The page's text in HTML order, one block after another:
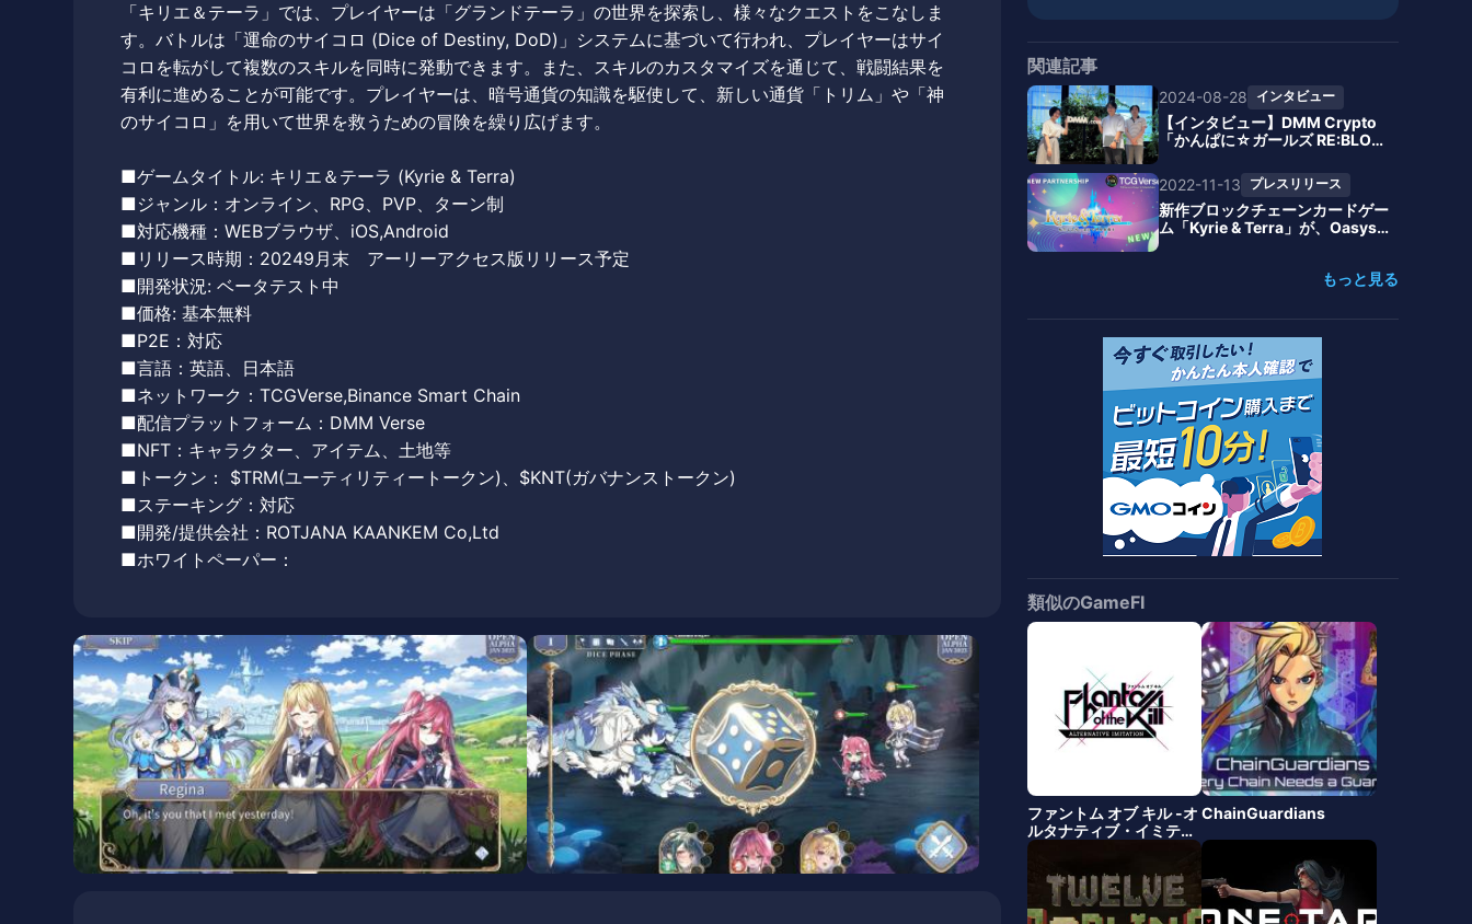
「キリエ＆テーラ」では、プレイヤーは「グランドテーラ」の世界を探索し、様々なクエストをこなしま
す。バトルは「運命のサイコロ (Dice of Destiny, DoD)」システムに基づいて行われ、プレイヤーはサイ
コロを転がして複数のスキルを同時に発動できます。また、スキルのカスタマイズを通じて、戦闘結果を
有利に進めることが可能です。プレイヤーは、暗号通貨の知識を駆使して、新しい通貨「トリム」や「神
のサイコロ」を用いて世界を救うための冒険を繰り広げます。
■ゲームタイトル: キリエ＆テーラ (Kyrie & Terra)
■ジャンル：オンライン、RPG、PVP、ターン制
■対応機種：WEBブラウザ、iOS,Android
■リリース時期：20249月末 アーリーアクセス版リリース予定
■開発状況: ベータテスト中
■価格: 基本無料
■P2E：対応
■言語：英語、日本語
■ネットワーク：TCGVerse,Binance Smart Chain
■配信プラットフォーム：DMM Verse
■NFT：キャラクター、アイテム、土地等
■トークン： $TRM(ユーティリティートークン)、$KNT(ガバナンストークン)
■ステーキング：対応
■開発/提供会社：ROTJANA KAANKEM Co,Ltd
■ホワイトペーパー：
関連記事
2024-08-28 インタビュー
【インタビュー】DMM Crypto
「かんぱに☆ガールズ RE:BLOO
2022-11-13
プレスリリース
新作ブロックチェーンカードゲー
ム「Kyrie & Terra」が、Oasys
もっと見る
類似のGameFI
ファントム オブ キル -オ
ルタナティブ・イミテー
ション-（ファンキルオ
ChainGuardians